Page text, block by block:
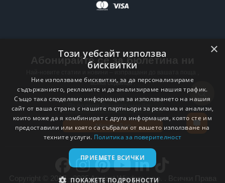
Абонирайте се за бюлетина ни
всяка седмица .
Email address
Абонирай се
Copyright © 2017 - 2025 Ancient Wisdom s.r.o. . Всички Права
×
Този уебсайт използва
бисквитки
Ние използваме бисквитки, за да персонализираме
съдържанието, рекламите и да анализираме нашия трафик.
Също така споделяме информация за използването на нашия
сайт от ваша страна с нашите партньори за реклама и анализи,
които може да я комбинират с друга информация, която сте им
предоставили или която са събрали от вашето използване на
техните услуги. Политика за поверителност
ПРИЕМЕТЕ ВСИЧКИ
ПОКАЖЕТЕ ПОДРОБНОСТИ